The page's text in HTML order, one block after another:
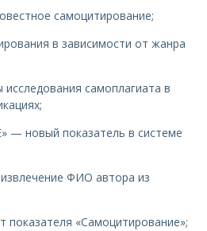
самоцитирование;
в зависимости от жанра
самоплагиата в
новый показатель в системе
ФИО автора из
показателя «Самоцитирование»;